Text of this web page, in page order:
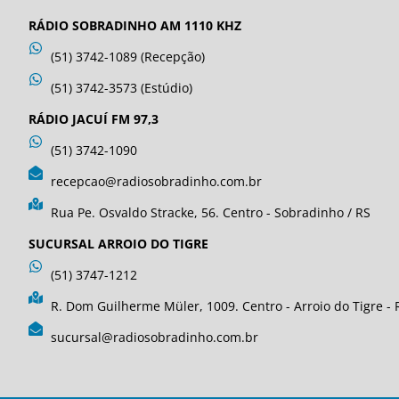
RÁDIO SOBRADINHO AM 1110 KHZ
(51) 3742-1089 (Recepção)
(51) 3742-3573 (Estúdio)
RÁDIO JACUÍ FM 97,3
(51) 3742-1090
recepcao@radiosobradinho.com.br
Rua Pe. Osvaldo Stracke, 56. Centro - Sobradinho / RS
SUCURSAL ARROIO DO TIGRE
(51) 3747-1212
R. Dom Guilherme Müler, 1009. Centro - Arroio do Tigre -
sucursal@radiosobradinho.com.br